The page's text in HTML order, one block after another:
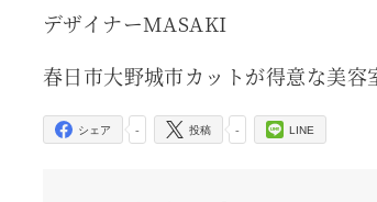
デザイナーMASAKI
春日市大野城市カットが得意な美
-
シェア -
投稿 LINE